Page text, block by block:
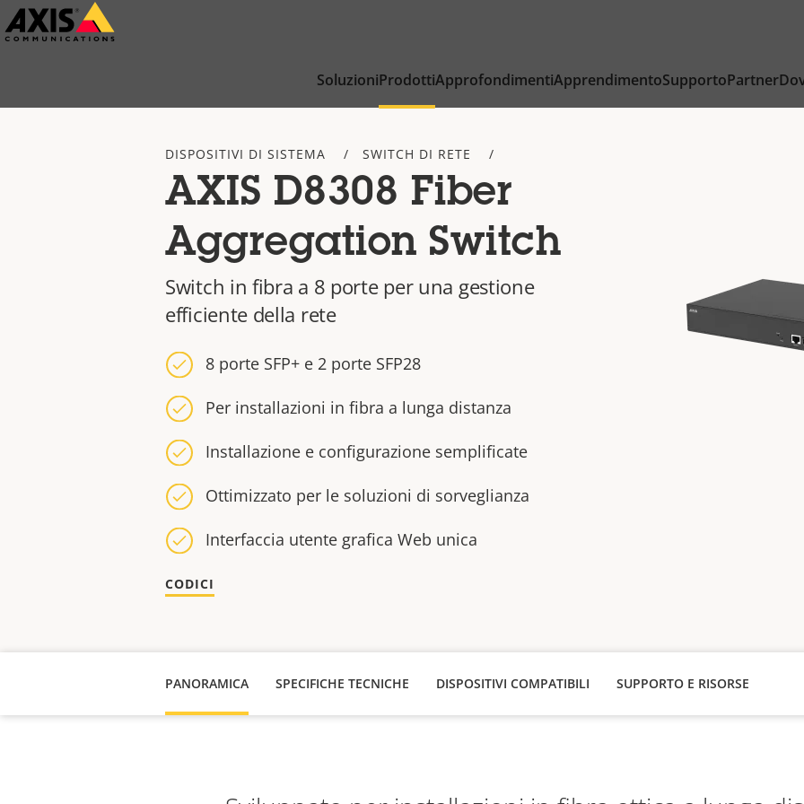
Salta
al
SoluzioniProdottiApprofondimentiApprendimentoSupportoPartner
DISPOSITIVI DI SISTEMA SWITCH DI RETE
AXIS D8308 Fiber
Aggregation Switch
Switch in fibra a 8 porte per una gestione
efficiente della rete
8 porte SFP+ e 2 porte SFP28
Per installazioni in fibra a lunga distanza
Installazione e configurazione semplificate
Ottimizzato per le soluzioni di sorveglianza
Interfaccia utente grafica Web unica
CODICI
PANORAMICA SPECIFICHE TECNICHE DISPOSITIVI COMPATIBILI SUPPORTO E RISORSE